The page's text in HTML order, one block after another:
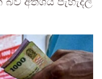
අතිශය පැහැදිලි